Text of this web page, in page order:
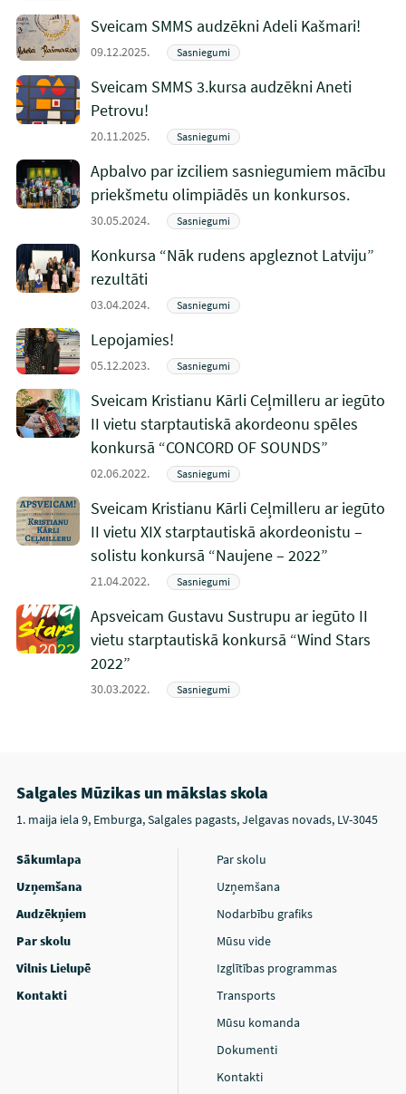
Sveicam SMMS audzēkni Adeli Kašmari!
09.12.2025. Sasniegumi
Sveicam SMMS 3.kursa audzēkni Aneti
Petrovu!
20.11.2025. Sasniegumi
Apbalvo par izciliem sasniegumiem mācību
priekšmetu olimpiādēs un konkursos.
30.05.2024. Sasniegumi
Konkursa “Nāk rudens apgleznot Latviju”
rezultāti
03.04.2024. Sasniegumi
Lepojamies!
05.12.2023. Sasniegumi
Sveicam Kristianu Kārli Ceļmilleru ar iegūto
II vietu starptautiskā akordeonu spēles
konkursā “CONCORD OF SOUNDS”
02.06.2022. Sasniegumi
Sveicam Kristianu Kārli Ceļmilleru ar iegūto
II vietu XIX starptautiskā akordeonistu –
solistu konkursā “Naujene – 2022”
21.04.2022. Sasniegumi
Apsveicam Gustavu Sustrupu ar iegūto II
vietu starptautiskā konkursā “Wind Stars
2022”
30.03.2022. Sasniegumi
Salgales Mūzikas un mākslas skola
1. maija iela 9, Emburga, Salgales pagasts, Jelgavas novads, LV-3045
Sākumlapa
Uzņemšana
Audzēkņiem
Par skolu
Vilnis Lielupē
Kontakti
Par skolu
Uzņemšana
Nodarbību grafiks
Mūsu vide
Izglītības programmas
Transports
Mūsu komanda
Dokumenti
Kontakti